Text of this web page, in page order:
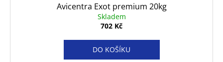
Avicentra Exot premium 20kg
Skladem
702 Kč
DO KOŠÍKU